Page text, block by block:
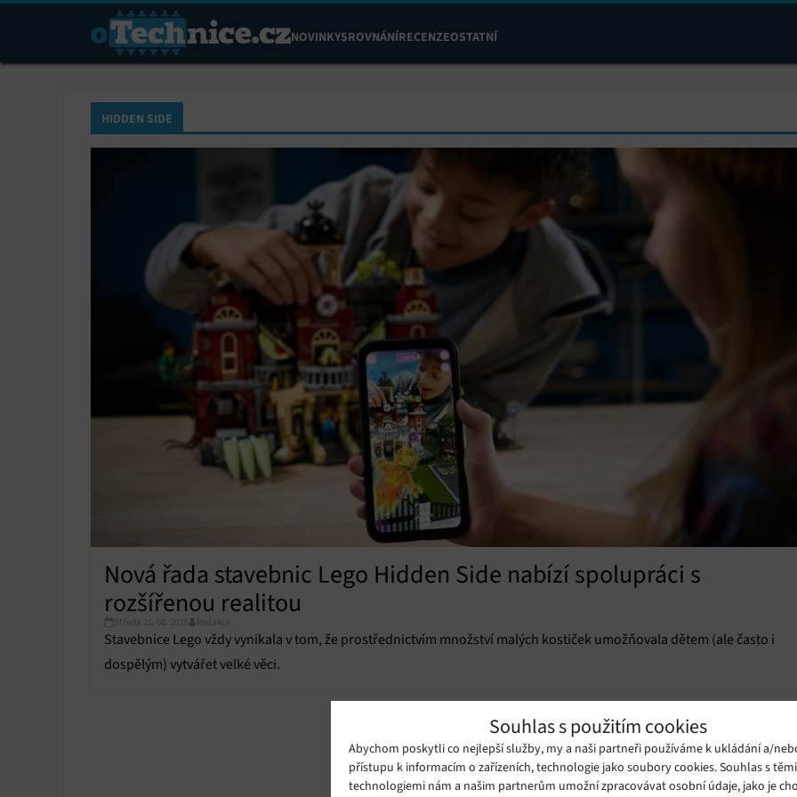
Souhlas s použitím cookies
Abychom poskytli co nejlepší služby, my a naši partneři používáme k ukládání a/
přístupu k informacím o zařízeních, technologie jako soubory cookies. Souhlas s
technologiemi nám a našim partnerům umožní zpracovávat osobní údaje, jako je
NOVINKYSROVNÁNÍRECENZEOSTATNÍ
HIDDEN SIDE
Nová řada stavebnic Lego Hidden Side nabízí spolupráci s
rozšířenou realitou
Středa 21. 08. 2019 Redakce
Stavebnice Lego vždy vynikala v tom, že prostřednictvím množství malých kostiček umožňovala dětem (ale často i
dospělým) vytvářet velké věci.